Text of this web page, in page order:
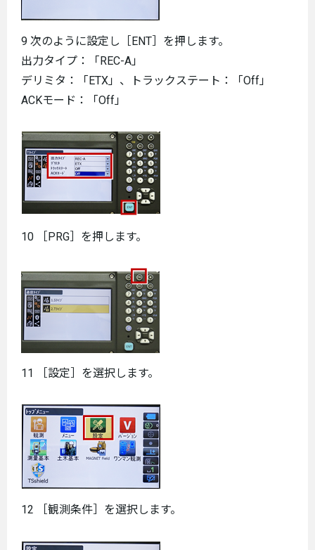
9 次のように設定し［ENT］を押します。
出力タイプ：「REC-A」
デリミタ：「ETX」、トラックステート：「Off」
ACKモード：「Off」
10 ［PRG］を押します。
11 ［設定］を選択します。
12 ［観測条件］を選択します。